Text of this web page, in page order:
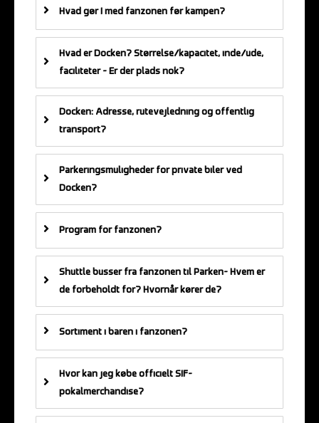
Hvad gør I med fanzonen før kampen?
Hvad er Docken? Størrelse/kapacitet, inde/ude,
faciliteter – Er der plads nok?
Docken: Adresse, rutevejledning og offentlig
transport?
Parkeringsmuligheder for private biler ved
Docken?
Program for fanzonen?
Shuttle busser fra fanzonen til Parken– Hvem er
de forbeholdt for? Hvornår kører de?
Sortiment i baren i fanzonen?
Hvor kan jeg købe officielt SIF-
pokalmerchandise?